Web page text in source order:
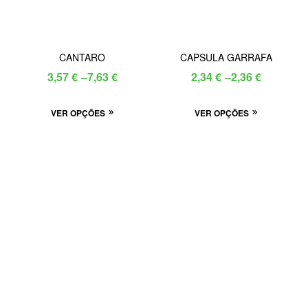
CANTARO
3,57€ –7,63€
VER OPÇÕES
CAPSULA GARRAFA
2,34€ –2,36€
VER OPÇÕES